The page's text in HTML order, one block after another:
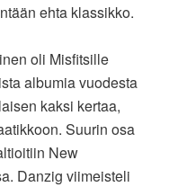
ehta klassikko.
oli Misfitsille
albumia vuodesta
kaksi kertaa,
Suurin osa
New
Danzig viimeisteli